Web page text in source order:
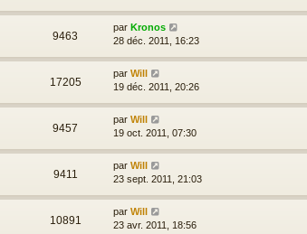
9463
par Kronos
28 déc. 2011, 16:23
17205
par Will
19 déc. 2011, 20:26
9457
par Will
19 oct. 2011, 07:30
9411
par Will
23 sept. 2011, 21:03
10891
par Will
23 avr. 2011, 18:56